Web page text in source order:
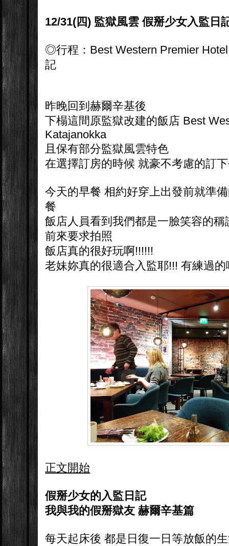
12/31(四) 監獄風雲 假掰少女入監日
◎行程：Best Western Premier
記
昨晚回到赫爾辛基後
下榻這間原監獄改建的飯店 Best
Katajanokka
且保有部分監獄風雲特色
在選擇訂房的時候 就豪不考慮的訂
今天的早餐 相約好穿上出發前就準
餐
飯店人員看到我們都是一臉笑容的
前來要求拍照
飯店真的很好玩啊!!!!!!
老妹妳真的很適合入監耶!!! 有練過的
正文開始
假掰少女的入監日記
我與我的假掰獄友 赫爾辛基篇
每天起床後 都是日復一日等放飯的